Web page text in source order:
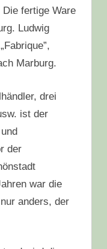
fertige Ware
Ludwig
Marburg.
drei
ist der
der
war die
anders, der